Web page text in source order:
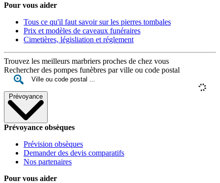
Pour vous aider
Tous ce qu'il faut savoir sur les pierres tombales
Prix et modèles de caveaux funéraires
Cimetières, législiation et réglement
Trouvez les meilleurs marbriers proches de chez vous
Rechercher des pompes funèbres par ville ou code postal
Prévoyance
Prévoyance obsèques
Prévision obsèques
Demander des devis comparatifs
Nos partenaires
Pour vous aider